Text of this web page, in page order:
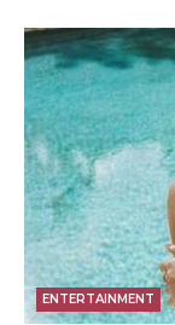
ENTERTAINMENT